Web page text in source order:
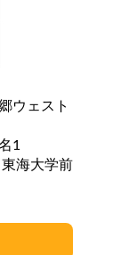
ウェスト
1
海大学前